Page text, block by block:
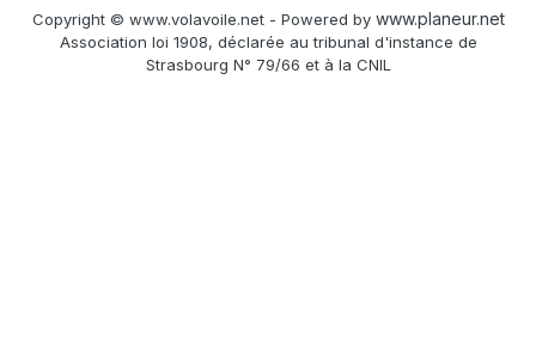
Copyright © www.volavoile.net - Powered by www.planeur.net
Association loi 1908, déclarée au tribunal d'instance de
Strasbourg N° 79/66 et à la CNIL